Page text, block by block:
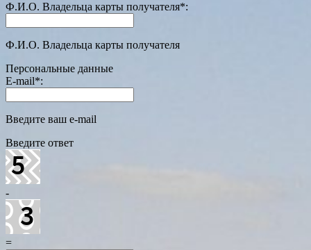
Ф.И.О. Владельца карты получателя*:
Ф.И.О. Владельца карты получателя
Персональные данные
E-mail*:
Введите ваш e-mail
Введите ответ
-
=